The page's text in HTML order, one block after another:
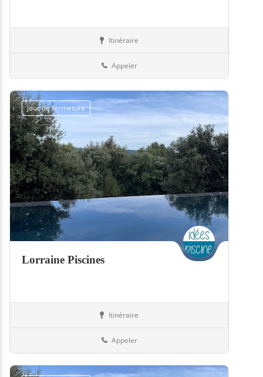
Itinéraire
Appeler
Jour de fermeture
Lorraine Piscines
Itinéraire
Appeler